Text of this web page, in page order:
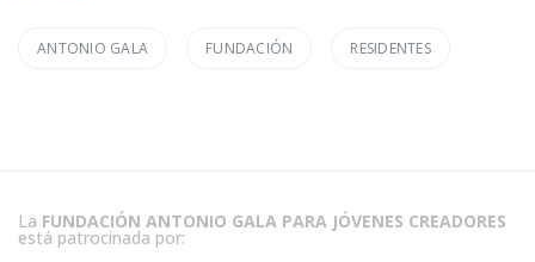
ANTONIO GALA FUNDACIÓN RESIDENTES
La FUNDACIÓN ANTONIO GALA PARA JÓVENES CREADORES
está patrocinada por: